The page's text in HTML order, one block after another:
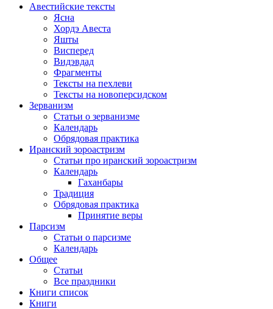
Авестийские тексты
Ясна
Хордэ Авеста
Яшты
Висперед
Видэвдад
Фрагменты
Тексты на пехлеви
Тексты на новоперсидском
Зерванизм
Статьи о зерванизме
Календарь
Обрядовая практика
Иранский зороастризм
Статьи про иранский зороастризм
Календарь
Гаханбары
Традиция
Обрядовая практика
Принятие веры
Парсизм
Статьи о парсизме
Календарь
Общее
Статьи
Все праздники
Книги список
Книги